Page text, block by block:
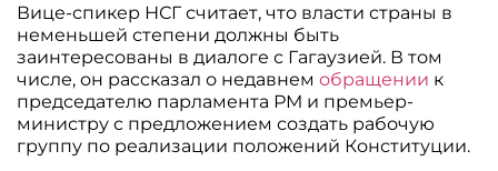
Вице-спикер НСГ считает, что власти страны в
неменьшей степени должны быть
заинтересованы в диалоге с Гагаузией. В том
числе, он рассказал о недавнемобращении к
председателю парламента РМ и премьер-
министру с предложением создать рабочую
группу по реализации положений Конституции.